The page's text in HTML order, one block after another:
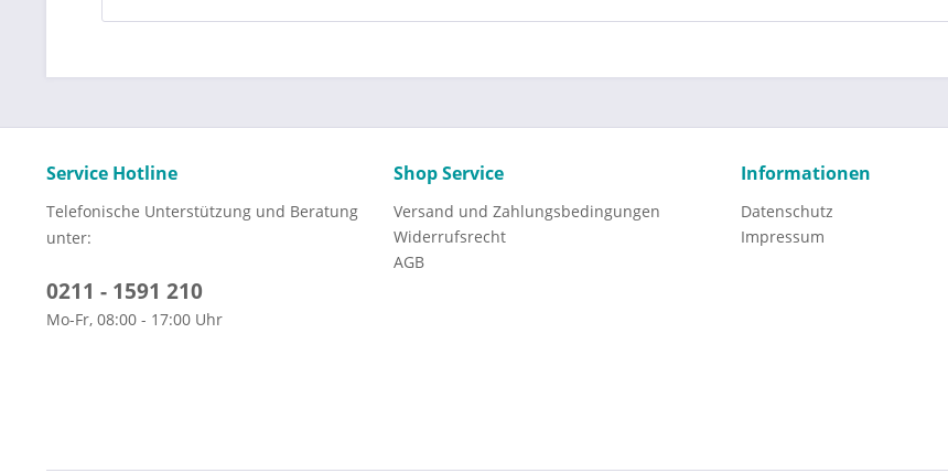
Service Hotline
Telefonische Unterstützung und Beratung
unter:
0211 - 1591 210
Mo-Fr, 08:00 - 17:00 Uhr
Shop Service
Versand und Zahlungsbedingungen
Widerrufsrecht
AGB
Informationen
Datenschutz
Impressum